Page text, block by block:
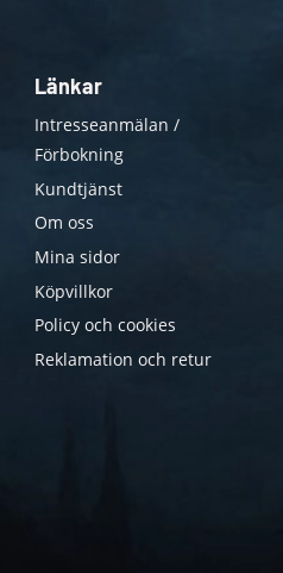
Länkar
Intresseanmälan /
Förbokning
Kundtjänst
Om oss
Mina sidor
Köpvillkor
Policy och cookies
Reklamation och retur